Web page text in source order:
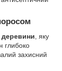
деревини, яку
глибоко
захисний